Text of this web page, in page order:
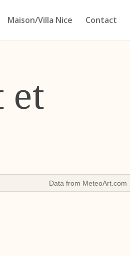
Maison/Villa Nice Contact
et
Data from MeteoArt.com